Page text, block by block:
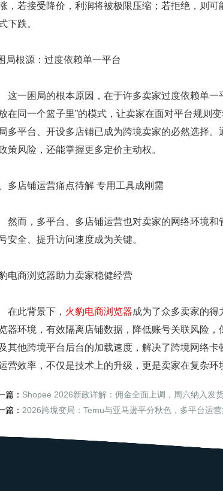
涨，若接受降价，利润将被极限压缩；若拒绝，则
下跌。
局根源：过度依赖单一平台
一困局的根本原因，在于许多卖家过度依赖单一
在同一个篮子里”的模式，让卖家在面对平台规则
多平台、开设多店铺已成为跨境卖家的必然选择
策风险，还能掌握更多定价主动权。
多店铺运营痛点待解 专用工具成刚需
而，多平台、多店铺运营也对卖家的网络环境和
安全、提升访问速度成为关键。
电商浏览器助力卖家稳健经营
此背景下， 火豹电商浏览器成为了众多卖家的
器环境，有效隔离店铺数据，降低账号关联风险
其他跨境平台后台的加载速度，解决了跨境网络
营效率，不仅是技术上的升级，更是卖家在复杂环
篇： Shopee 2026新政详解：佣金全面上调，周六纳入发
篇： 2026跨境变局：Temu与亚马逊平分秋色，多平台运营